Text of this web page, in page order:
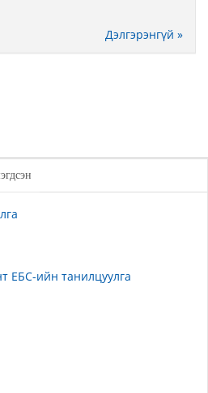
Дэлгэрэнгүй »
ЕБС-ийн танилцуулга